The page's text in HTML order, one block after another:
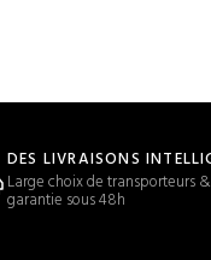
DES LIVRAISONS
Large choix de transporteurs
garantie sous 48h